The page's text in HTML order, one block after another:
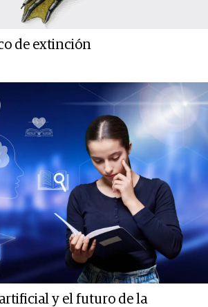
de extinción
y el futuro de la